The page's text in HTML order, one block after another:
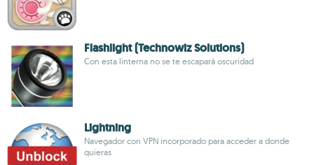
Flashlight (Technowiz Solutions)
Con esta linterna no se te escapará oscuridad
Lightning
Navegador con VPN incorporado para acceder a donde
quieras